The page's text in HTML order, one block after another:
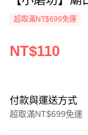
超取滿NT$699免運
NT$110
付款與運送方式
超取滿NT$699免運